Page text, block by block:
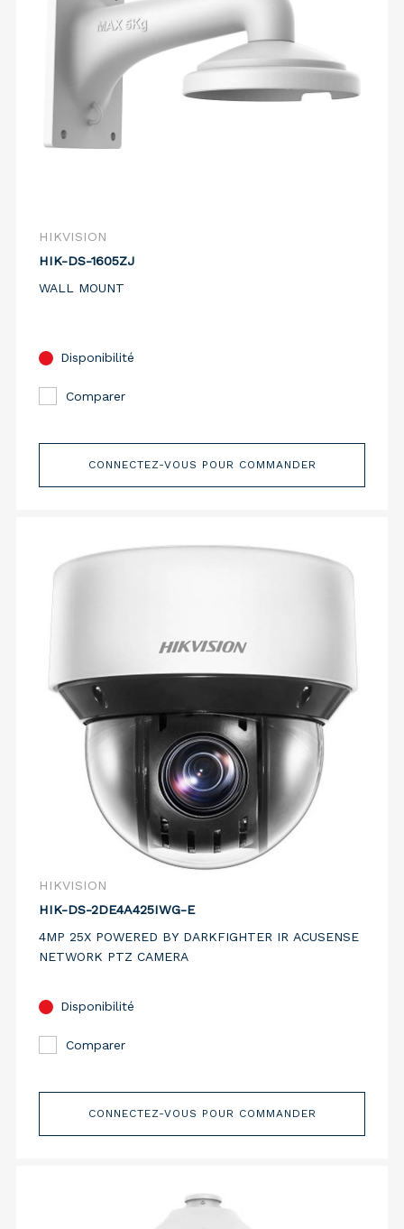
HIKVISION
HIK-DS-1605ZJ
WALL MOUNT
Disponibilité
Comparer
CONNECTEZ-VOUS POUR COMMANDER
HIKVISION
HIK-DS-2DE4A425IWG-E
4MP 25X POWERED BY DARKFIGHTER IR ACUSENSE
NETWORK PTZ CAMERA
Disponibilité
Comparer
CONNECTEZ-VOUS POUR COMMANDER